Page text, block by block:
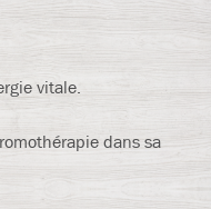
vitale.
dans sa